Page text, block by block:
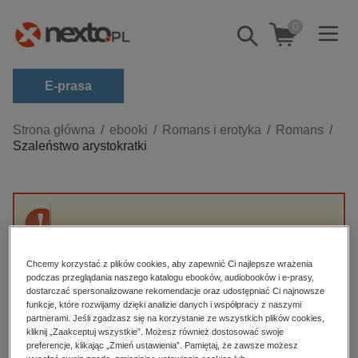
Pokaż/schowaj
wyszukiwarkę
0
E-prasa
Kategorie
Zobacz wszystkie E-prasa
budownictwo, aranżacja wnętrz
dzienniki
edukacja
hobby, sport, rozrywka
komputery, internet, technologie, informatyka
Strona główna ebooki Romans i erotyka
Romans
Szaleństwo arystokratki
Przepraszamy, ale produkt „Szaleństwo
High-contrast mode
Polecane
Chcemy korzystać z plików cookies, aby zapewnić Ci najlepsze wrażenia
podczas przeglądania naszego katalogu ebooków, audiobooków i e-prasy,
dostarczać spersonalizowane rekomendacje oraz udostępniać Ci najnowsze
funkcje, które rozwijamy dzięki analizie danych i współpracy z naszymi
partnerami. Jeśli zgadzasz się na korzystanie ze wszystkich plików cookies,
kliknij „Zaakceptuj wszystkie”. Możesz również dostosować swoje
preferencje, klikając „Zmień ustawienia”. Pamiętaj, że zawsze możesz